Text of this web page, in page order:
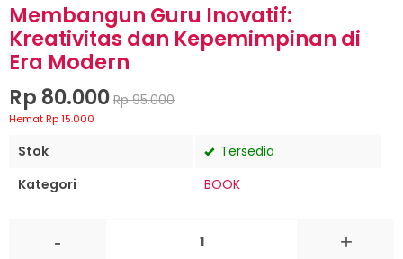
Membangun Guru Inovatif:
Kreativitas dan Kepemimpinan di
Era Modern
Rp 80.000 Rp 95.000
Hemat Rp 15.000
Stok
Tersedia
Kategori
BOOK
- +